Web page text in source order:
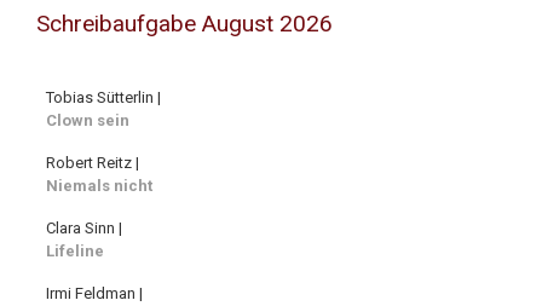
Schreibaufgabe August 2026
Tobias Sütterlin |
Clown sein
Robert Reitz |
Niemals nicht
Clara Sinn |
Lifeline
Irmi Feldman |